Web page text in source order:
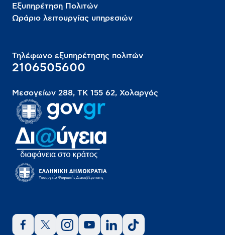
Εξυπηρέτηση Πολιτών
Ωράριο λειτουργίας υπηρεσιών
Τηλέφωνο εξυπηρέτησης πολιτών
2106505600
Μεσογείων 288, ΤΚ 155 62, Χολαργός